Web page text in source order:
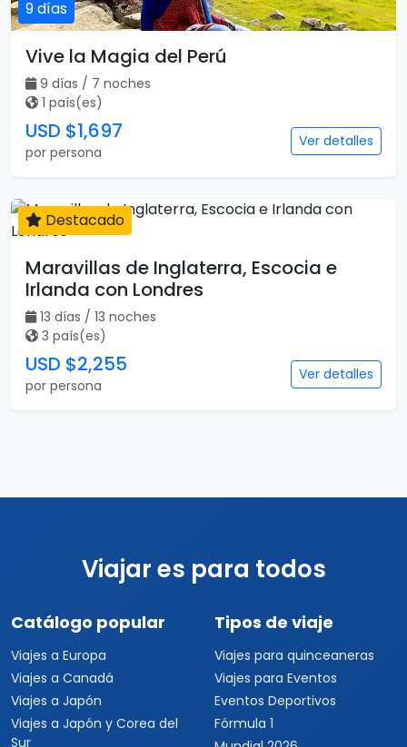
9 días
Vive la Magia del Perú
9 días / 7 noches
1 país(es)
USD $1,697
por persona
Ver detalles
13 días
Destacado
USD $2,255
Viajar es para todos